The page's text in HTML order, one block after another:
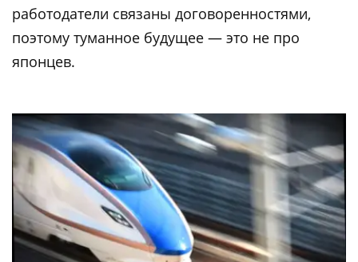
работодатели связаны договоренностями,
поэтому туманное будущее — это не про
японцев.